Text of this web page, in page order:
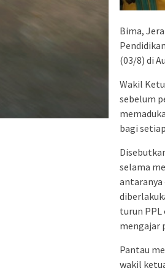
Bima,
(03/8) di
Wakil
sebelum
bagi
selama
antaranya
turun PPL
mengajar
Pantau
wakil